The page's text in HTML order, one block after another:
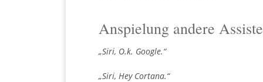
Anspielung andere
„Siri, O.k. Google.“
„Siri, Hey Cortana.“